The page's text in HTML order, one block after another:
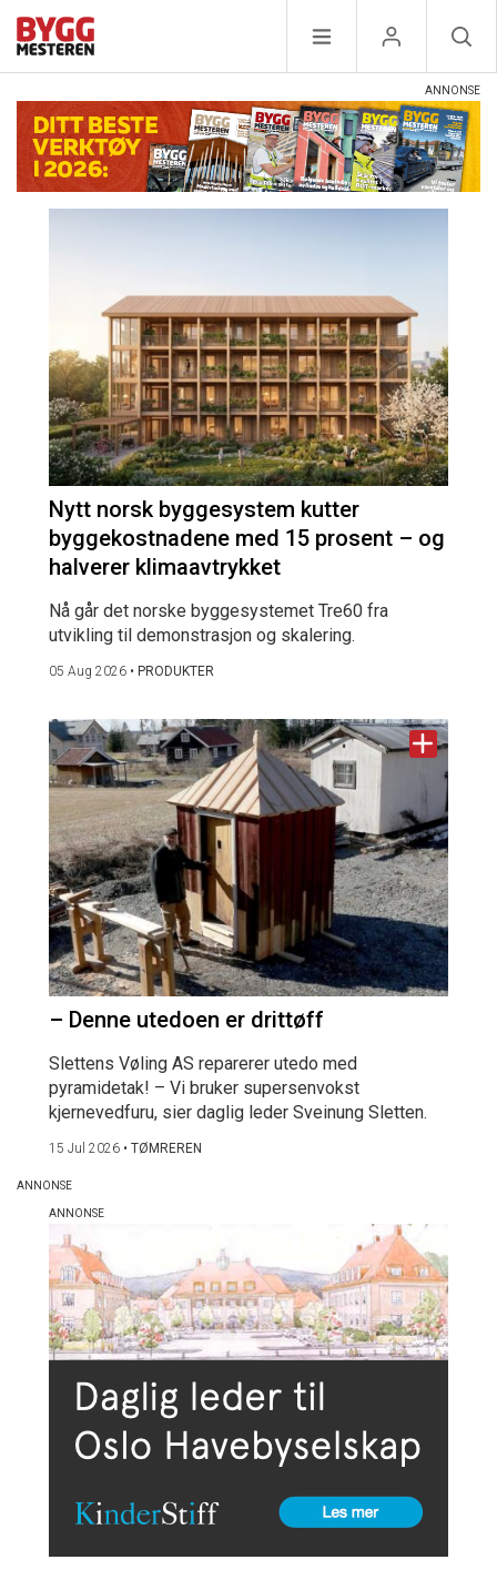
Nytt norsk byggesystem kutter
byggekostnadene med 15 prosent – og
halverer klimaavtrykket
Nå går det norske byggesystemet Tre60 fra
utvikling til demonstrasjon og skalering.
05 Aug 2026 • PRODUKTER
– Denne utedoen er drittøff
Slettens Vøling AS reparerer utedo med
pyramidetak! – Vi bruker supersenvokst
kjernevedfuru, sier daglig leder Sveinung Sletten.
15 Jul 2026 • TØMREREN